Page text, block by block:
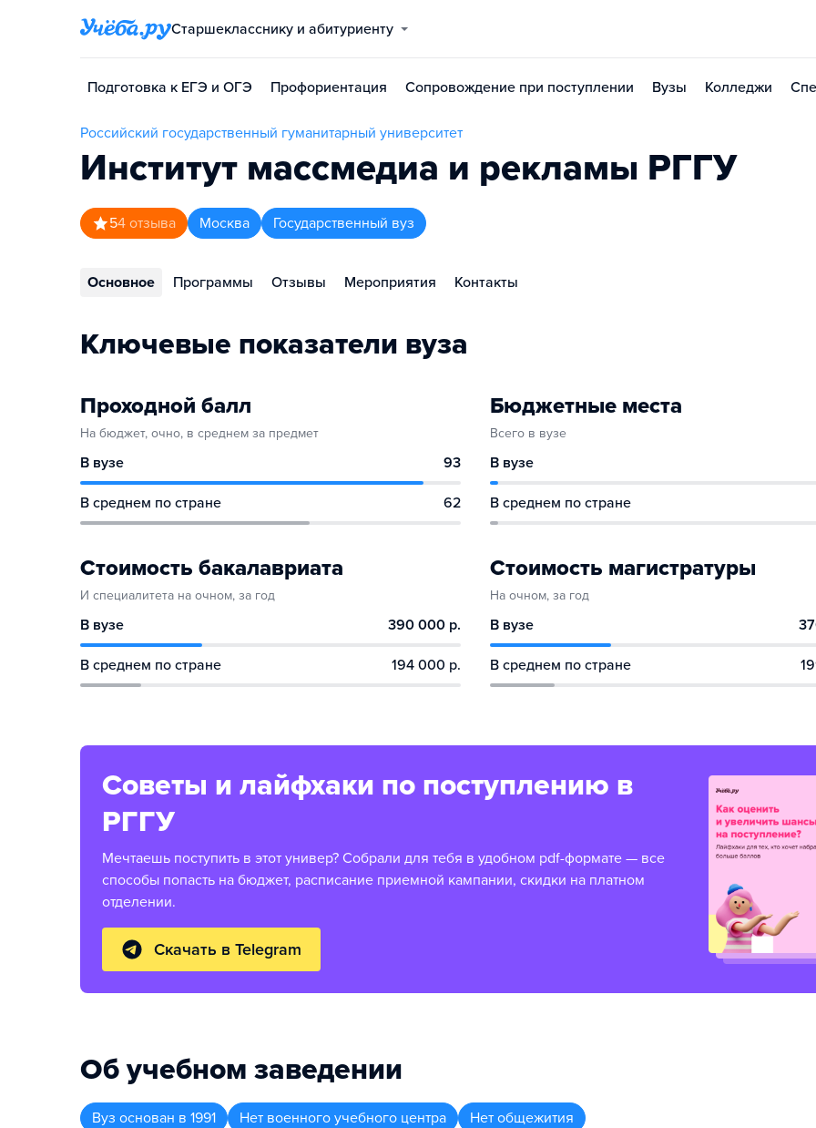
Старшекласснику и абитуриенту
Подготовка к ЕГЭ и ОГЭ Профориентация Сопровождение при поступлении Вузы Колледжи
Российский государственный гуманитарный университет
Институт массмедиа и рекламы РГГУ
54 отзыва Москва Государственный вуз
Основное Программы Отзывы Мероприятия Контакты
Ключевые показатели вуза
Проходной балл
На бюджет, очно, в среднем за предмет
В вузе 93
В среднем по стране 62
Бюджетные места
Всего в вузе
В вузе
В среднем по стране
Стоимость бакалавриата
И специалитета на очном, за год
В вузе 390 000 р.
В среднем по стране 194 000 р.
Стоимость магистратуры
На очном, за год
В вузе
В среднем по стране
Советы и лайфхаки по поступлению в
РГГУ
Мечтаешь поступить в этот универ? Собрали для тебя в удобном pdf-формате — все
способы попасть на бюджет, расписание приемной кампании, скидки на платном
отделении.
Скачать в Telegram
Об учебном заведении
Вуз основан в 1991 Нет военного учебного центра Нет общежития